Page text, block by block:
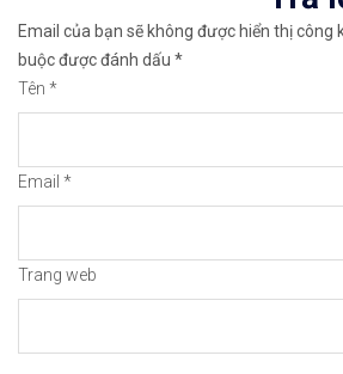
✅𝘔ở 𝘵à𝘪 𝘬𝘩𝘰ả𝘯 𝘵𝘳ê𝘯 𝘴à𝘯
🔗https://
Email của bạn sẽ không được hiển thị công
buộc được đánh dấu *
Tên *
Email *
Trang web